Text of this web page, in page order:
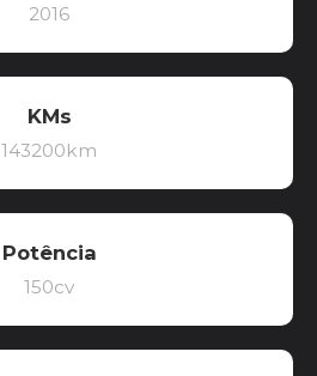
2016
KMs
143200km
Potência
150cv